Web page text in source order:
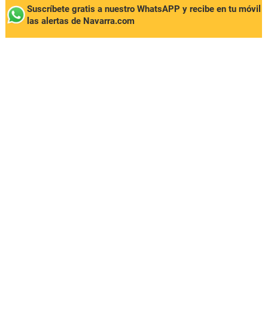
Suscríbete gratis a nuestro WhatsAPP y recibe en tu móvil
las alertas de Navarra.com